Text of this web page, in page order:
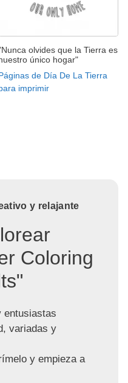
olvides que la Tierra es
único hogar"
de Día De La Tierra
imprimir
y relajante
Coloring
entusiastas
variadas y
y empieza a